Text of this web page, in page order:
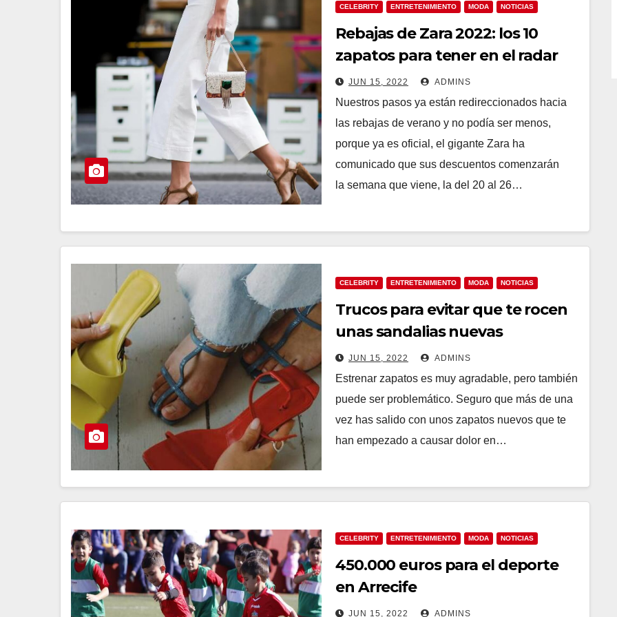
CELEBRITY ENTRETENIMIENTO MODA NOTICIAS
Rebajas de Zara 2022: los 10
zapatos para tener en el radar
JUN 15, 2022 ADMINS
Nuestros pasos ya están redireccionados hacia
las rebajas de verano y no podía ser menos,
porque ya es oficial, el gigante Zara ha
comunicado que sus descuentos comenzarán
la semana que viene, la del 20 al 26…
CELEBRITY ENTRETENIMIENTO MODA NOTICIAS
Trucos para evitar que te rocen
unas sandalias nuevas
JUN 15, 2022 ADMINS
Estrenar zapatos es muy agradable, pero también
puede ser problemático. Seguro que más de una
vez has salido con unos zapatos nuevos que te
han empezado a causar dolor en…
CELEBRITY ENTRETENIMIENTO MODA NOTICIAS
450.000 euros para el deporte
en Arrecife
JUN 15, 2022 ADMINS